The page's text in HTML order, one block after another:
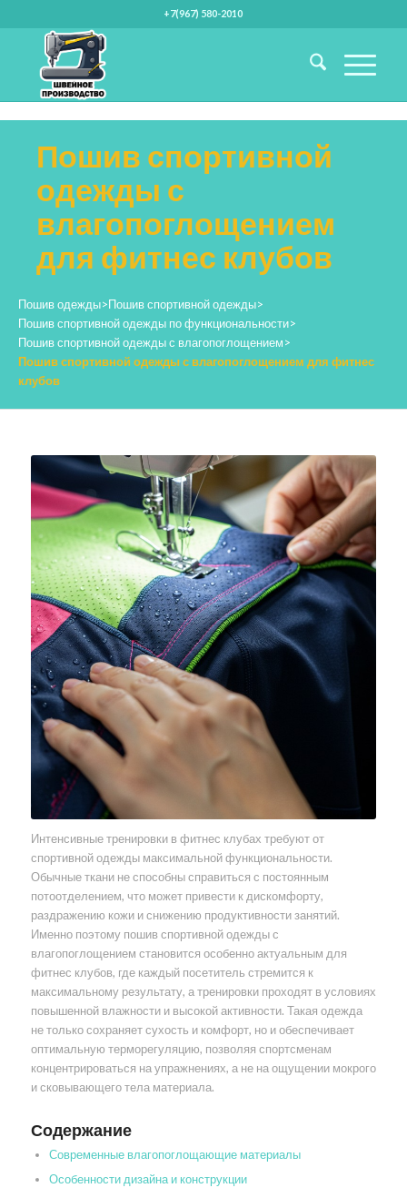
+7(967) 580-2010
Пошив спортивной
одежды с
влагопоглощением
для фитнес клубов
Пошив одежды>Пошив спортивной одежды>
Пошив спортивной одежды по функциональности>
Пошив спортивной одежды с влагопоглощением>
Пошив спортивной одежды с влагопоглощением для фитнес
клубов
Интенсивные тренировки в фитнес клубах требуют от
спортивной одежды максимальной функциональности.
Обычные ткани не способны справиться с постоянным
потоотделением, что может привести к дискомфорту,
раздражению кожи и снижению продуктивности занятий.
Именно поэтому пошив спортивной одежды с
влагопоглощением становится особенно актуальным для
фитнес клубов, где каждый посетитель стремится к
максимальному результату, а тренировки проходят в условиях
повышенной влажности и высокой активности. Такая одежда
не только сохраняет сухость и комфорт, но и обеспечивает
оптимальную терморегуляцию, позволяя спортсменам
концентрироваться на упражнениях, а не на ощущении мокрого
и сковывающего тела материала.
Содержание
Современные влагопоглощающие материалы
Особенности дизайна и конструкции